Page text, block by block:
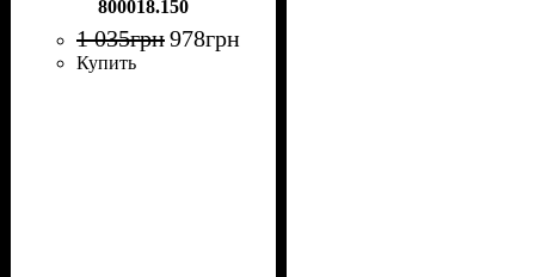
800018.150
1 035грн978грн
Купить